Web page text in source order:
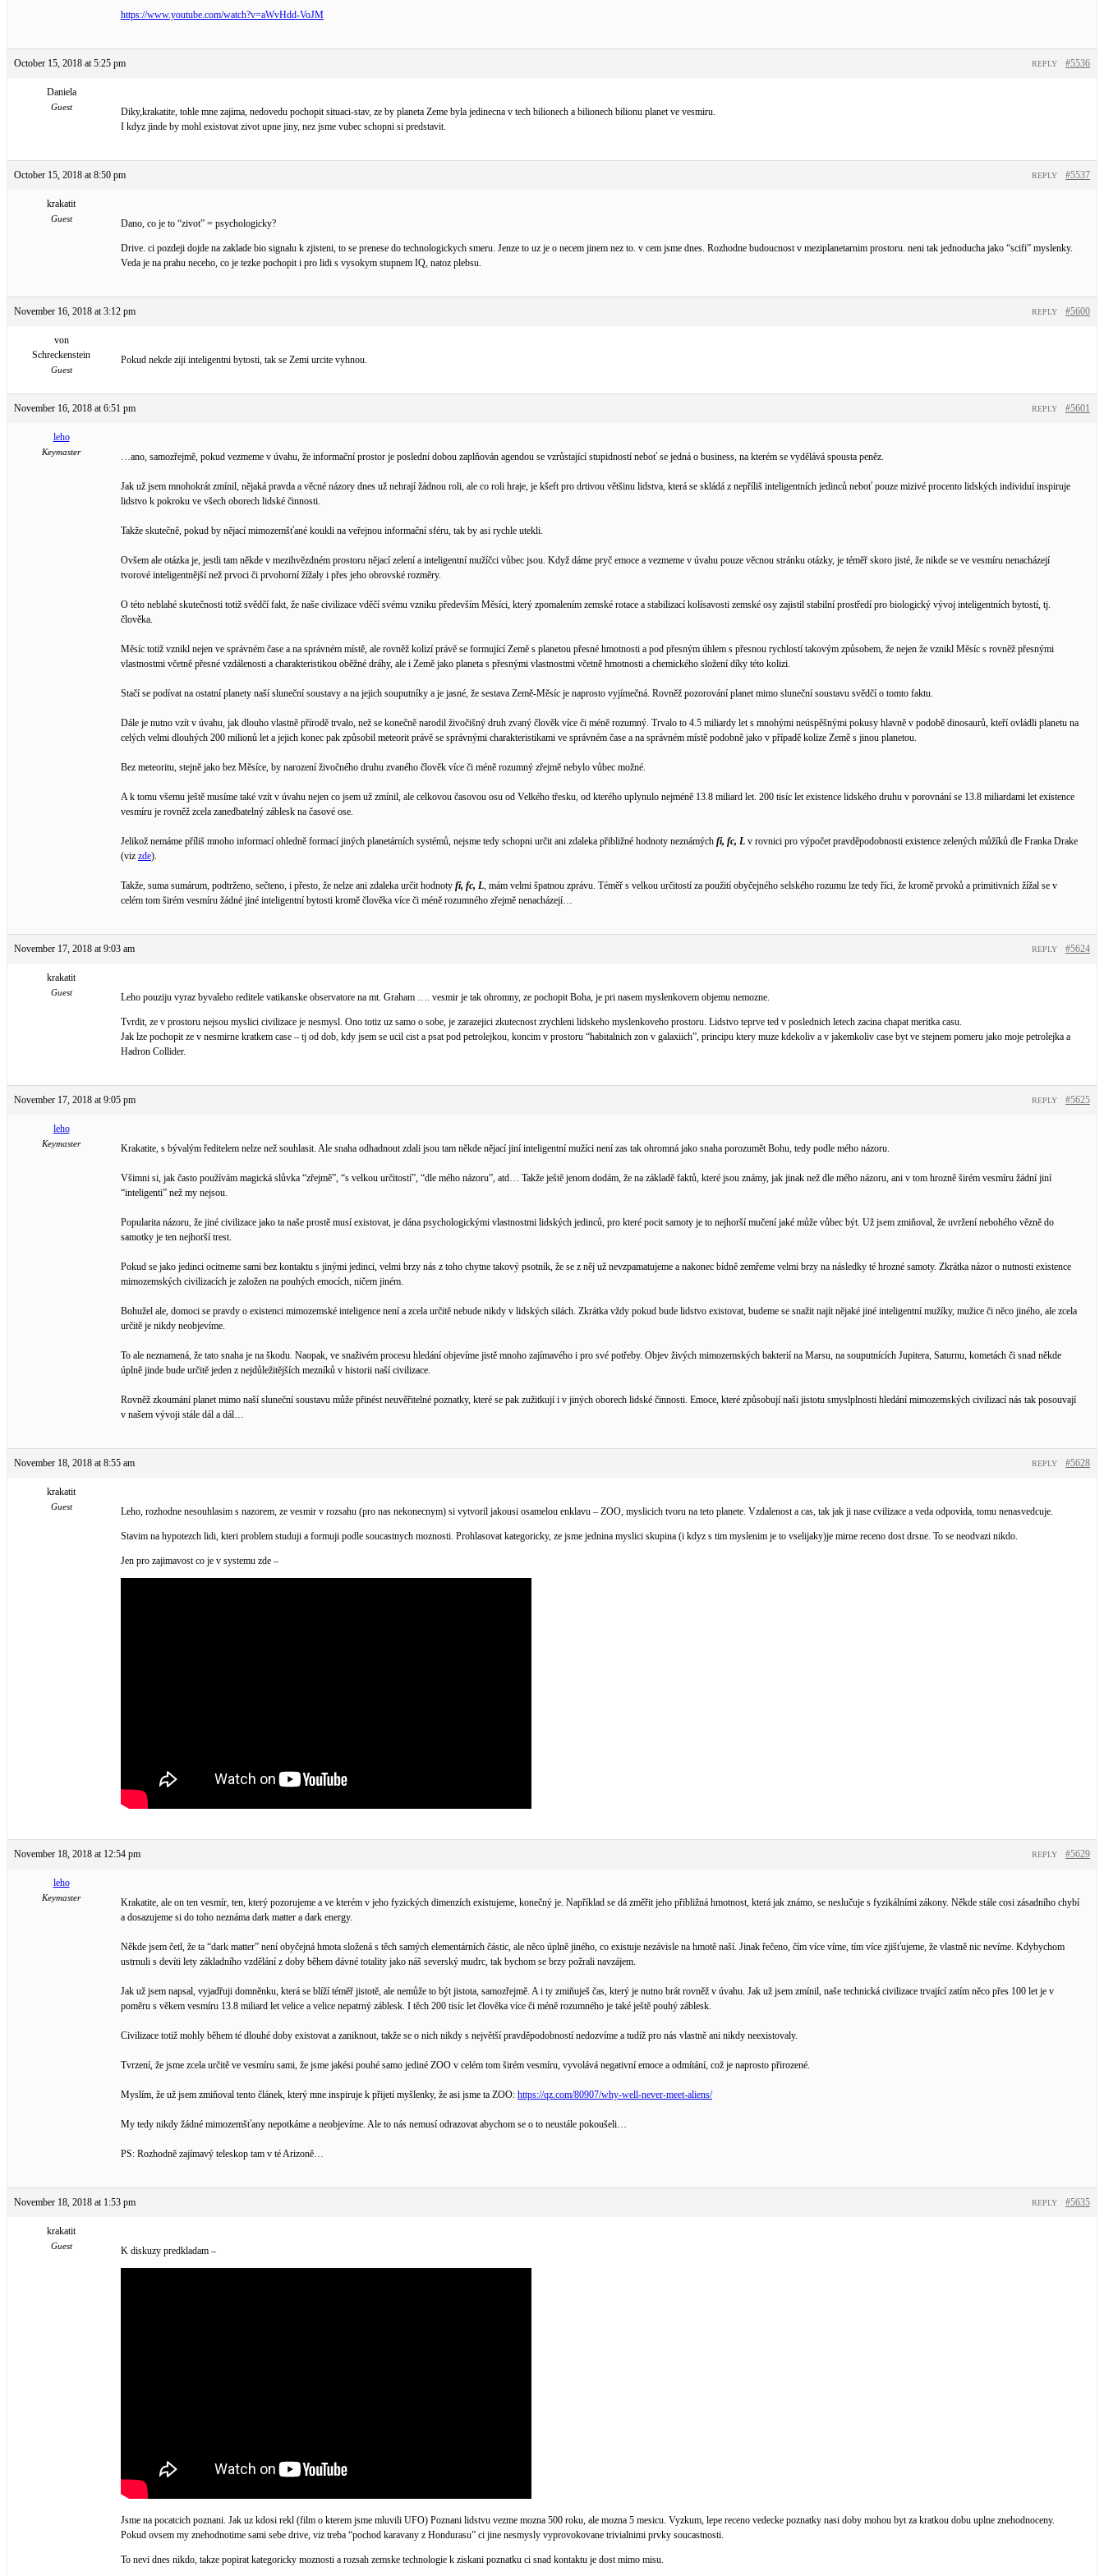
https://www.youtube.com/watch?v=aWvHdd-VoJM
October 15, 2018 at 5:25 pm #5536
REPLY
Daniela
Guest
Diky,krakatite, tohle mne zajima, nedovedu pochopit situaci-stav, ze by planeta Zeme byla jedinecna v tech bilionech a bilionech bilionu planet ve vesmiru.
I kdyz jinde by mohl existovat zivot upne jiny, nez jsme vubec schopni si predstavit.
October 15, 2018 at 8:50 pm #5537
REPLY
krakatit
Guest Dano, co je to “zivot” = psychologicky?
Drive. ci pozdeji dojde na zaklade bio signalu k zjisteni, to se prenese do technologickych smeru. Jenze to uz je o necem jinem nez to. v cem jsme dnes. Rozhodne budoucnost v meziplanetarnim prostoru. neni tak jednoducha jako “scifi” myslenky.
Veda je na prahu neceho, co je tezke pochopit i pro lidi s vysokym stupnem IQ, natoz plebsu.
November 16, 2018 at 3:12 pm #5600
REPLY
von
Schreckenstein
Guest
Pokud nekde ziji inteligentni bytosti, tak se Zemi urcite vyhnou.
November 16, 2018 at 6:51 pm #5601
REPLY
leho
Keymaster …ano, samozřejmě, pokud vezmeme v úvahu, že informační prostor je poslední dobou zaplňován agendou se vzrůstající stupidností neboť se jedná o business, na kterém se vydělává spousta peněz.
Jak už jsem mnohokrát zmínil, nějaká pravda a věcné názory dnes už nehrají žádnou roli, ale co roli hraje, je kšeft pro drtivou většinu lidstva, která se skládá z nepříliš inteligentních jedinců neboť pouze mizivé procento lidských individuí inspiruje
lidstvo k pokroku ve všech oborech lidské činnosti.
Takže skutečně, pokud by nějací mimozemšťané koukli na veřejnou informační sféru, tak by asi rychle utekli.
Ovšem ale otázka je, jestli tam někde v mezihvězdném prostoru nějací zelení a inteligentní mužíčci vůbec jsou. Když dáme pryč emoce a vezmeme v úvahu pouze věcnou stránku otázky, je téměř skoro jisté, že nikde se ve vesmíru nenacházejí
tvorové inteligentnější než prvoci či prvohorní žížaly i přes jeho obrovské rozměry.
O této neblahé skutečnosti totiž svědčí fakt, že naše civilizace vděčí svému vzniku především Měsíci, který zpomalením zemské rotace a stabilizací kolísavosti zemské osy zajistil stabilní prostředí pro biologický vývoj inteligentních bytostí, tj.
člověka.
Měsíc totiž vznikl nejen ve správném čase a na správném místě, ale rovněž kolizí právě se formující Země s planetou přesné hmotnosti a pod přesným úhlem s přesnou rychlostí takovým způsobem, že nejen že vznikl Měsíc s rovněž přesnými
vlastnostmi včetně přesné vzdálenosti a charakteristikou oběžné dráhy, ale i Země jako planeta s přesnými vlastnostmi včetně hmotnosti a chemického složení díky této kolizi.
Stačí se podívat na ostatní planety naší sluneční soustavy a na jejich souputníky a je jasné, že sestava Země-Měsíc je naprosto vyjímečná. Rovněž pozorování planet mimo sluneční soustavu svědčí o tomto faktu.
Dále je nutno vzít v úvahu, jak dlouho vlastně přírodě trvalo, než se konečně narodil živočišný druh zvaný člověk více či méně rozumný. Trvalo to 4.5 miliardy let s mnohými neúspěšnými pokusy hlavně v podobě dinosaurů, kteří ovládli planetu na
celých velmi dlouhých 200 milionů let a jejich konec pak způsobil meteorit právě se správnými charakteristikami ve správném čase a na správném místě podobně jako v případě kolize Země s jinou planetou.
Bez meteoritu, stejně jako bez Měsíce, by narození živočného druhu zvaného člověk více či méně rozumný zřejmě nebylo vůbec možné.
A k tomu všemu ještě musíme také vzít v úvahu nejen co jsem už zmínil, ale celkovou časovou osu od Velkého třesku, od kterého uplynulo nejméně 13.8 miliard let. 200 tisíc let existence lidského druhu v porovnání se 13.8 miliardami let existence
vesmíru je rovněž zcela zanedbatelný záblesk na časové ose.
Jelikož nemáme příliš mnoho informací ohledně formací jiných planetárních systémů, nejsme tedy schopni určit ani zdaleka přibližné hodnoty neznámých fi, fc, L v rovnici pro výpočet pravděpodobnosti existence zelených můžíků dle Franka Drake
(viz zde).
Takže, suma sumárum, podtrženo, sečteno, i přesto, že nelze ani zdaleka určit hodnoty fi, fc, L , mám velmi špatnou zprávu. Téměř s velkou určitostí za použití obyčejného selského rozumu lze tedy říci, že kromě prvoků a primitivních žížal se v
celém tom širém vesmíru žádné jiné inteligentní bytosti kromě člověka více či méně rozumného zřejmě nenacházejí…
November 17, 2018 at 9:03 am #5624
REPLY
krakatit
Guest Leho pouziju vyraz byvaleho reditele vatikanske observatore na mt. Graham …. vesmir je tak ohromny, ze pochopit Boha, je pri nasem myslenkovem objemu nemozne.
Tvrdit, ze v prostoru nejsou myslici civilizace je nesmysl. Ono totiz uz samo o sobe, je zarazejici zkutecnost zrychleni lidskeho myslenkoveho prostoru. Lidstvo teprve ted v poslednich letech zacina chapat meritka casu.
Jak lze pochopit ze v nesmirne kratkem case – tj od dob, kdy jsem se ucil cist a psat pod petrolejkou, koncim v prostoru “habitalnich zon v galaxiich”, principu ktery muze kdekoliv a v jakemkoliv case byt ve stejnem pomeru jako moje petrolejka a
Hadron Collider.
November 17, 2018 at 9:05 pm #5625
REPLY
leho
Keymaster Krakatite, s bývalým ředitelem nelze než souhlasit. Ale snaha odhadnout zdali jsou tam někde nějací jiní inteligentní mužíci není zas tak ohromná jako snaha porozumět Bohu, tedy podle mého názoru.
Všimni si, jak často používám magická slůvka “zřejmě”, “s velkou určitostí”, “dle mého názoru”, atd… Takže ještě jenom dodám, že na základě faktů, které jsou známy, jak jinak než dle mého názoru, ani v tom hrozně širém vesmíru žádní jiní
“inteligenti” než my nejsou.
Popularita názoru, že jiné civilizace jako ta naše prostě musí existovat, je dána psychologickými vlastnostmi lidských jedinců, pro které pocit samoty je to nejhorší mučení jaké může vůbec být. Už jsem zmiňoval, že uvržení nebohého vězně do
samotky je ten nejhorší trest.
Pokud se jako jedinci ocitneme sami bez kontaktu s jinými jedinci, velmi brzy nás z toho chytne takový psotník, že se z něj už nevzpamatujeme a nakonec bídně zemřeme velmi brzy na následky té hrozné samoty. Zkrátka názor o nutnosti existence
mimozemských civilizacích je založen na pouhých emocích, ničem jiném.
Bohužel ale, domoci se pravdy o existenci mimozemské inteligence není a zcela určitě nebude nikdy v lidských silách. Zkrátka vždy pokud bude lidstvo existovat, budeme se snažit najít nějaké jiné inteligentní mužíky, mužice či něco jiného, ale zcela
určitě je nikdy neobjevíme.
To ale neznamená, že tato snaha je na škodu. Naopak, ve snaživém procesu hledání objevíme jistě mnoho zajímavého i pro své potřeby. Objev živých mimozemských bakterií na Marsu, na souputnících Jupitera, Saturnu, kometách či snad někde
úplně jinde bude určitě jeden z nejdůležitějších mezníků v historii naší civilizace.
Rovněž zkoumání planet mimo naší sluneční soustavu může přinést neuvěřitelné poznatky, které se pak zužitkují i v jiných oborech lidské činnosti. Emoce, které způsobují naši jistotu smyslplnosti hledání mimozemských civilizací nás tak posouvají
v našem vývoji stále dál a dál…
November 18, 2018 at 8:55 am #5628
REPLY
krakatit
Guest Leho, rozhodne nesouhlasim s nazorem, ze vesmir v rozsahu (pro nas nekonecnym) si vytvoril jakousi osamelou enklavu – ZOO, myslicich tvoru na teto planete. Vzdalenost a cas, tak jak ji nase cvilizace a veda odpovida, tomu nenasvedcuje.
Stavim na hypotezch lidi, kteri problem studuji a formuji podle soucastnych moznosti. Prohlasovat kategoricky, ze jsme jednina myslici skupina (i kdyz s tim myslenim je to vselijaky)je mirne receno dost drsne. To se neodvazi nikdo.
Jen pro zajimavost co je v systemu zde –
November 18, 2018 at 12:54 pm #5629
REPLY
leho
Keymaster
Krakatite, ale on ten vesmír, ten, který pozorujeme a ve kterém v jeho fyzických dimenzích existujeme, konečný je. Například se dá změřit jeho přibližná hmotnost, která jak známo, se neslučuje s fyzikálními zákony. Někde stále cosi zásadního chybí
a dosazujeme si do toho neznáma dark matter a dark energy.
Někde jsem četl, že ta “dark matter” není obyčejná hmota složená s těch samých elementárních částic, ale něco úplně jiného, co existuje nezávisle na hmotě naší. Jinak řečeno, čím více víme, tím více zjišťujeme, že vlastně nic nevíme. Kdybychom
ustrnuli s devíti lety základního vzdělání z doby během dávné totality jako náš severský mudrc, tak bychom se brzy požrali navzájem.
Jak už jsem napsal, vyjadřuji domněnku, která se blíží téměř jistotě, ale nemůže to být jistota, samozřejmě. A i ty zmiňuješ čas, který je nutno brát rovněž v úvahu. Jak už jsem zmínil, naše technická civilizace trvající zatím něco přes 100 let je v
poměru s věkem vesmíru 13.8 miliard let velice a velice nepatrný záblesk. I těch 200 tisíc let člověka více či méně rozumného je také ještě pouhý záblesk.
Civilizace totiž mohly během té dlouhé doby existovat a zaniknout, takže se o nich nikdy s největší pravděpodobností nedozvíme a tudíž pro nás vlastně ani nikdy neexistovaly.
Tvrzení, že jsme zcela určitě ve vesmíru sami, že jsme jakési pouhé samo jediné ZOO v celém tom širém vesmíru, vyvolává negativní emoce a odmítání, což je naprosto přirozené.
Myslím, že už jsem zmiňoval tento článek, který mne inspiruje k přijetí myšlenky, že asi jsme ta ZOO: https://qz.com/80907/why-well-never-meet-aliens/
My tedy nikdy žádné mimozemšťany nepotkáme a neobjevíme. Ale to nás nemusí odrazovat abychom se o to neustále pokoušeli…
PS: Rozhodně zajímavý teleskop tam v té Arizoně…
November 18, 2018 at 1:53 pm #5635
REPLY
krakatit
Guest K diskuzy predkladam –
Jsme na pocatcich poznani. Jak uz kdosi rekl (film o kterem jsme mluvili UFO) Poznani lidstvu vezme mozna 500 roku, ale mozna 5 mesicu. Vyzkum, lepe receno vedecke poznatky nasi doby mohou byt za kratkou dobu uplne znehodnoceny.
Pokud ovsem my znehodnotime sami sebe drive, viz treba “pochod karavany z Hondurasu” ci jine nesmysly vyprovokovane trivialnimi prvky soucastnosti.
To nevi dnes nikdo, takze popirat kategoricky moznosti a rozsah zemske technologie k ziskani poznatku ci snad kontaktu je dost mimo misu.